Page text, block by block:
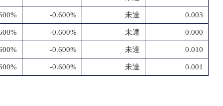
-0.600% 未達 0.003
-0.600% 未達 0.000
-0.600% 未達 0.010
-0.600% 未達 0.001